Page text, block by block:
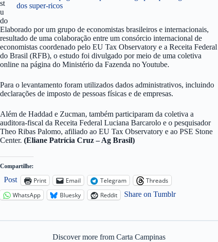
dos super-ricos
st
u
do
Elaborado por um grupo de economistas brasileiros e internacionais,
resultado de uma colaboração entre um consórcio internacional de
economistas coordenado pelo EU Tax Observatory e a Receita Federal
do Brasil (RFB), o estudo foi divulgado por meio de uma coletiva
online na página do Ministério da Fazenda no Youtube.
Para o levantamento foram utilizados dados administrativos, incluindo
declarações de imposto de pessoas físicas e de empresas.
Além de Haddad e Zucman, também participaram da coletiva a
auditora-fiscal da Receita Federal Luciana Barcarolo e o pesquisador
Theo Ribas Palomo, afiliado ao EU Tax Observatory e ao PSE Stone
Center. (Eliane Patrícia Cruz – Ag Brasil)
Compartilhe:
Post Print Email Telegram
Threads
WhatsApp
Bluesky Reddit Share on Tumblr
Discover more from Carta Campinas